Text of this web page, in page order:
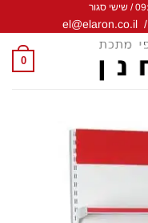
/
el@elaron.co.il
0